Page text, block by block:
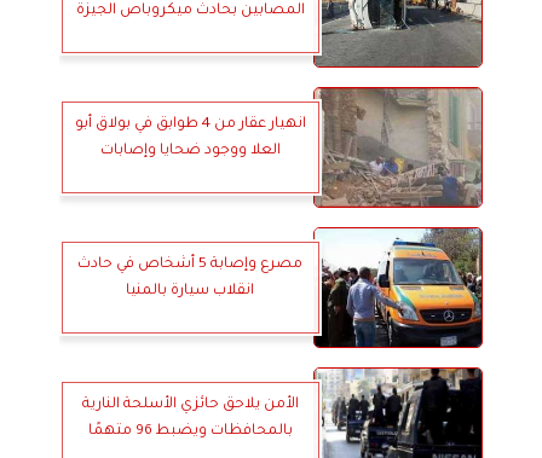
المصابين بحادث ميكروباص الجيزة
انهيار عقار من 4 طوابق في بولاق أبو
العلا ووجود ضحايا وإصابات
مصرع وإصابة 5 أشخاص في حادث
انقلاب سيارة بالمنيا
الأمن يلاحق حائزي الأسلحة النارية
بالمحافظات ويضبط 96 متهمًا